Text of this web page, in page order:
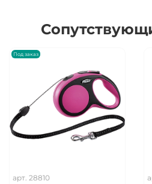
Под заказ
арт. 28810